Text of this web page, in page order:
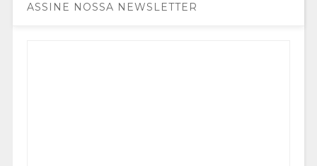
ASSINE NOSSA NEWSLETTER